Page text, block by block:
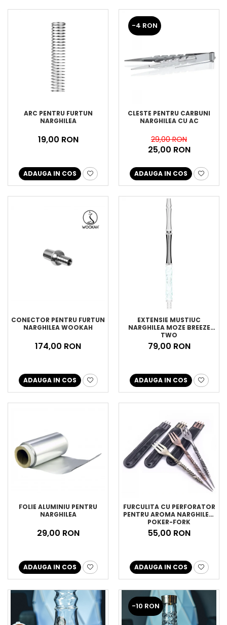
ARC PENTRU FURTUN
NARGHILEA
19,00 RON
ADAUGA IN COS
-4 RON
CLESTE PENTRU CARBUNI
NARGHILEA CU AC
29,00 RON
25,00 RON
ADAUGA IN COS
CONECTOR PENTRU FURTUN
NARGHILEA WOOKAH
174,00 RON
ADAUGA IN COS
EXTENSIE MUSTIUC
NARGHILEA MOZE BREEZE
TWO
79,00 RON
ADAUGA IN COS
FOLIE ALUMINIU PENTRU
NARGHILEA
29,00 RON
ADAUGA IN COS
FURCULITA CU PERFORATOR
PENTRU AROMA NARGHILEA,
POKER-FORK
55,00 RON
ADAUGA IN COS
-10 RON